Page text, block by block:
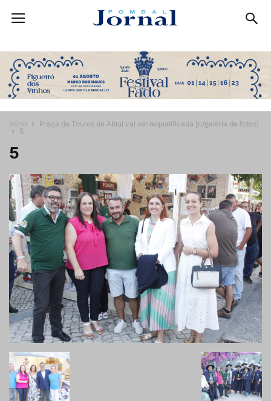
Início
Praça de Touros de Abiul vai ser requalificada [c/galeria de fotos]
5
5